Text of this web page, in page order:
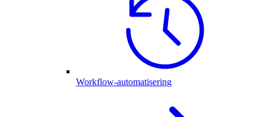
Workflow-automatisering